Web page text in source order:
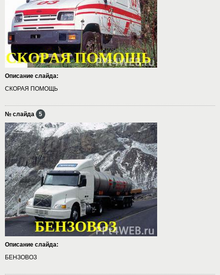
Описание слайда:
СКОРАЯ ПОМОЩЬ
№ слайда 5
Описание слайда:
БЕНЗОВОЗ